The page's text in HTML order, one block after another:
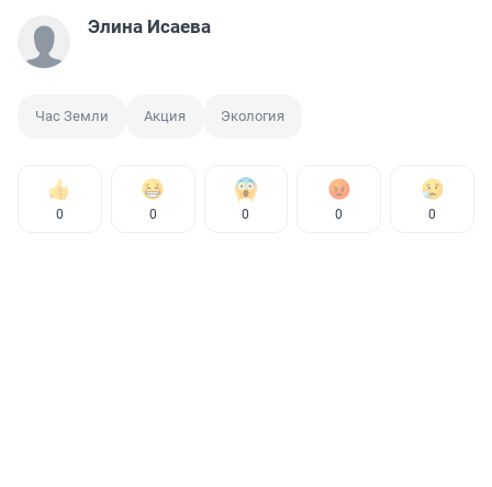
Элина Исаева
Час Земли Акция Экология
0 0 0 0 0